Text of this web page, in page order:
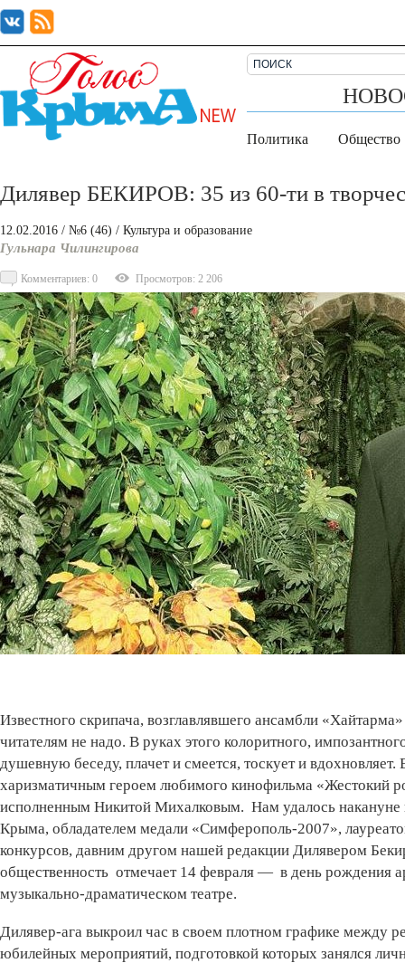
Политика Общество
Дилявер БЕКИРОВ: 35 из 60-ти в
12.02.2016 / №6 (46) / Культура и образование
Гульнара Чилингирова
Комментариев: 0 Просмотров: 2 206
Известного скрипача, возглавлявшего ансамбли
читателям не надо. В руках этого колоритного,
душевную беседу, плачет и смеется, тоскует и
харизматичным героем любимого кинофильма «Жестокий
исполненным Никитой Михалковым. Нам удалось накануне
Крыма, обладателем медали «Симферополь-2007»,
конкурсов, давним другом нашей редакции Дилявером
общественность отмечает 14 февраля — в день рождения
музыкально-драматическом театре.
Дилявер-ага выкроил час в своем плотном графике между
юбилейных мероприятий, подготовкой которых занялся